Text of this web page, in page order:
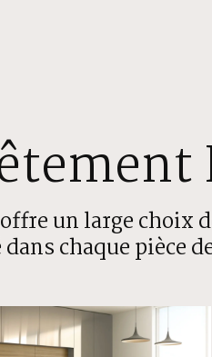
un large choix
chaque pièce